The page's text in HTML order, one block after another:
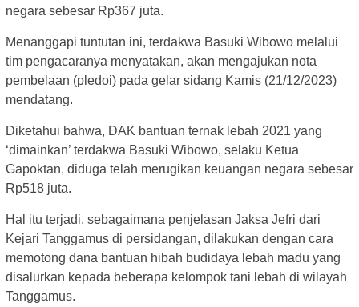
negara sebesar Rp367 juta.
Menanggapi tuntutan ini, terdakwa Basuki Wibowo melalui
tim pengacaranya menyatakan, akan mengajukan nota
pembelaan (pledoi) pada gelar sidang Kamis (21/12/2023)
mendatang.
Diketahui bahwa, DAK bantuan ternak lebah 2021 yang
‘dimainkan’ terdakwa Basuki Wibowo, selaku Ketua
Gapoktan, diduga telah merugikan keuangan negara sebesar
Rp518 juta.
Hal itu terjadi, sebagaimana penjelasan Jaksa Jefri dari
Kejari Tanggamus di persidangan, dilakukan dengan cara
memotong dana bantuan hibah budidaya lebah madu yang
disalurkan kepada beberapa kelompok tani lebah di wilayah
Tanggamus.